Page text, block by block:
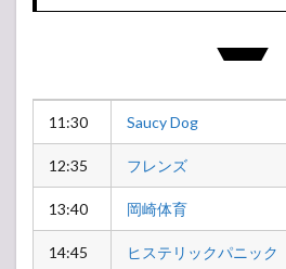
11:30 Saucy Dog
12:35 フレンズ
13:40 岡崎体育
14:45 ヒステリックパニック